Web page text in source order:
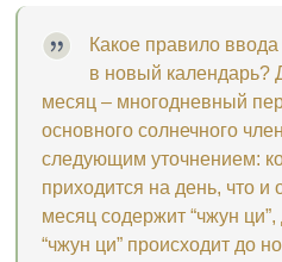
Какое правило
в новый календарь?
месяц – многодневный
основного солнечного
следующим уточнением:
приходится на день, что и
месяц содержит “чжун
“чжун ци” происходит до